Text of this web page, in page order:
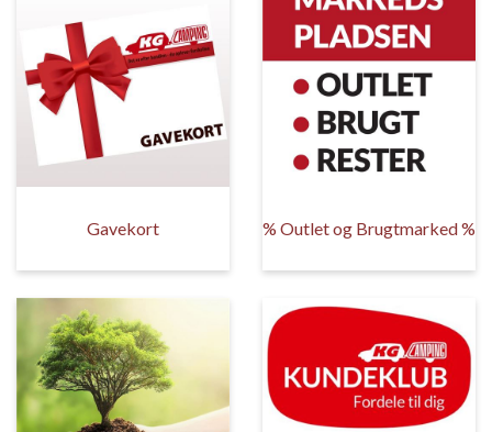
Gavekort % Outlet og Brugtmarked %